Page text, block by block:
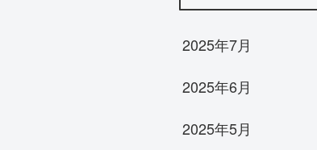
2025年7月
2025年6月
2025年5月